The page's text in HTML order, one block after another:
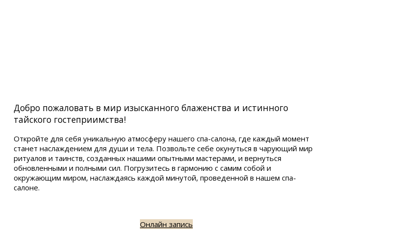
Добро пожаловать в мир изысканного блаженства и истинного
тайского гостеприимства!
Откройте для себя уникальную атмосферу нашего спа-салона, где каждый момент
станет наслаждением для души и тела. Позвольте себе окунуться в чарующий мир
ритуалов и таинств, созданных нашими опытными мастерами, и вернуться
обновленными и полными сил. Погрузитесь в гармонию с самим собой и
окружающим миром, наслаждаясь каждой минутой, проведенной в нашем спа-
салоне.
Онлайн запись